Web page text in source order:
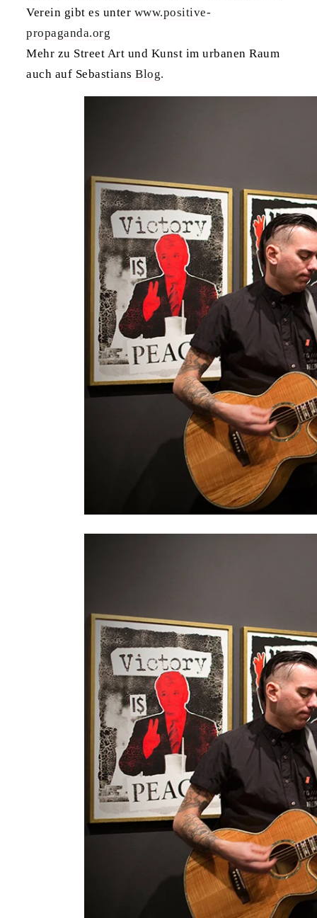
Verein gibt es unter www.positive-
propaganda.org
Mehr zu Street Art und Kunst im urbanen Raum
auch auf SebastiansBlog.